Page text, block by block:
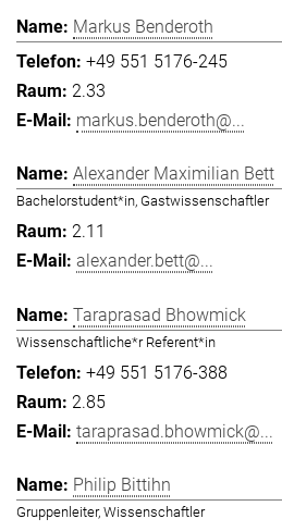
Markus Benderoth
+49 551 5176-245
2.33
markus.benderoth@...
Alexander Maximilian Bett
Bachelorstudent*in, Gastwissenschaftler
2.11
alexander.bett@...
Taraprasad Bhowmick
Wissenschaftliche*r Referent*in
+49 551 5176-388
2.85
taraprasad.bhowmick@...
Philip Bittihn
Gruppenleiter, Wissenschaftler